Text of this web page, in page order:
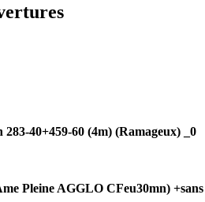
40+459-60 (4m) (Ramageux) _0
Pleine AGGLO CFeu30mn)